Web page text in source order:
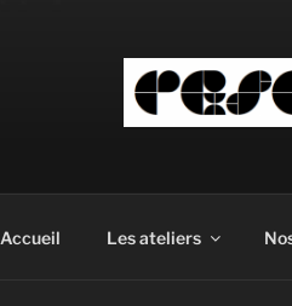
Accueil Les ateliers